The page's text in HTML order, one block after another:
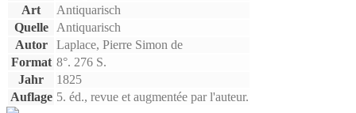
Art
Antiquarisch
Quelle
Antiquarisch
Autor
Laplace, Pierre Simon de
Format 8°. 276 S.
Jahr
1825
Auflage 5. éd., revue et augmentée par l'auteur.